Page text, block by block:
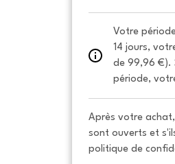
Votre
14 jours,
de 99,96 €).
période,
Après votre
sont ouverts et
politique de